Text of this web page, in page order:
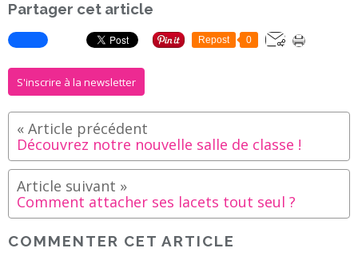
Partager cet article
Repost 0
S'inscrire à la newsletter
Découvrez notre nouvelle salle de classe !
Comment attacher ses lacets tout seul ?
COMMENTER CET ARTICLE